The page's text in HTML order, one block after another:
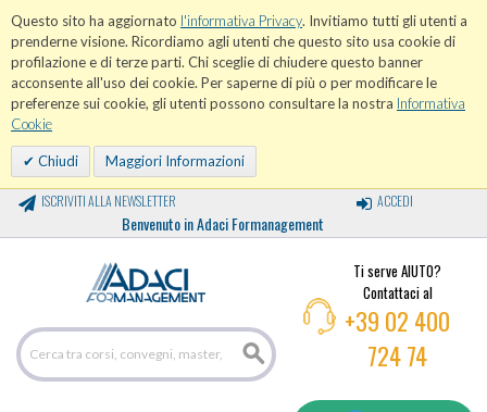
Questo sito ha aggiornato l'informativa Privacy. Invitiamo tutti gli utenti a
prenderne visione. Ricordiamo agli utenti che questo sito usa cookie di
profilazione e di terze parti. Chi sceglie di chiudere questo banner
acconsente all'uso dei cookie. Per saperne di più o per modificare le
preferenze sui cookie, gli utenti possono consultare la nostra Informativa
Cookie
Chiudi Maggiori Informazioni
ISCRIVITI ALLA NEWSLETTER
Benvenuto in Adaci Formanagement
ACCEDI
Ti serve AIUTO?
Contattaci al
+39 02 400
724 74